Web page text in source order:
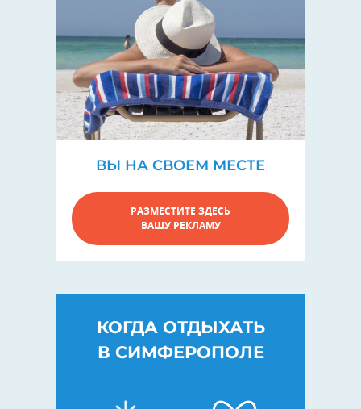
ВЫ НА СВОЕМ МЕСТЕ
РАЗМЕСТИТЕ ЗДЕСЬ
ВАШУ РЕКЛАМУ
КОГДА ОТДЫХАТЬ
В СИМФЕРОПОЛЕ